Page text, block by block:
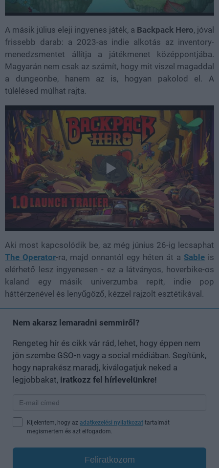
A másik július eleji ingyenes játék, a Backpack Hero, jóval
frissebb darab: a 2023-as indie alkotás az inventory-
menedzsmentet állítja a játékmenet középpontjába.
Magyarán nem csak az számít, hogy mit viszel magaddal
a dungeonbe, hanem az is, hogyan pakolod el. A
túlélésed múlhat rajta.
Aki most kapcsolódik be, az még június 26-ig lecsaphat
The Operator-ra, majd onnantól egy héten át a Sable is
elérhető lesz ingyenesen - ez a látványos, hoverbike-os
kaland egy másik univerzumba repít, indie pop
háttérzenével és lenyűgöző, kézzel rajzolt esztétikával.
Nem akarsz lemaradni semmiről?
Rengeteg hír és cikk vár rád, lehet, hogy éppen nem
jön szembe GSO-n vagy a social médiában. Segítünk,
hogy naprakész maradj, kiválogatjuk neked a
legjobbakat, iratkozz fel hírlevelünkre!
Kijelentem, hogy az adatkezelési nyilatkozat tartalmát
megismertem és azt elfogadom.
Feliratkozom